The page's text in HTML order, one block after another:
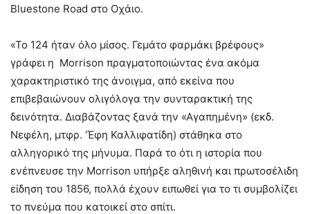
Bluestone Road στο Οχάιο.
«Το 124 ήταν όλο μίσος. Γεμάτο φαρμάκι βρέφους»
γράφει η Morrison πραγματοποιώντας ένα ακόμα
χαρακτηριστικό της άνοιγμα, από εκείνα που
επιβεβαιώνουν ολιγόλογα την συνταρακτική της
δεινότητα. Διαβάζοντας ξανά την «Αγαπημένη» (εκδ.
Νεφέλη, μτφρ. ‘Έφη Καλλιφατίδη) στάθηκα στο
αλληγορικό της μήνυμα. Παρά το ότι η ιστορία που
ενέπνευσε την Morrison υπήρξε αληθινή και πρωτοσέλιδη
είδηση του 1856, πολλά έχουν ειπωθεί για το τι συμβολίζει
το πνεύμα που κατοικεί στο σπίτι.